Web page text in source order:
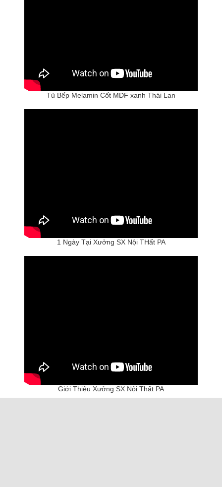
Tủ Bếp Melamin Cốt MDF xanh Thái Lan
1 Ngày Tại Xưởng SX Nội THất PA
Giới Thiệu Xưởng SX Nội Thất PA